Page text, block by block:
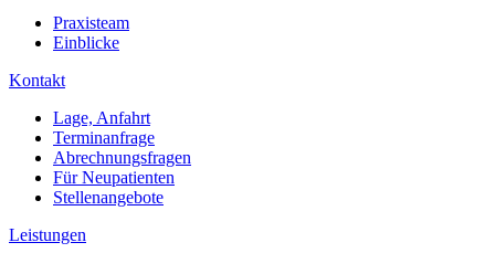
Praxisteam
Einblicke
Kontakt
Lage, Anfahrt
Terminanfrage
Abrechnungsfragen
Für Neupatienten
Stellenangebote
Leistungen